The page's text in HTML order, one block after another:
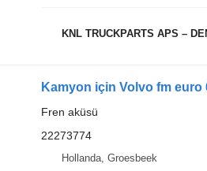
KNL TRUCKPARTS APS –
Kamyon için Volvo fm
Fren aküsü
22273774
Hollanda, Groesbeek